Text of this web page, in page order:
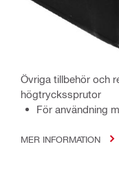
Övriga tillbehör och
högtryckssprutor
För användning
MER INFORMATION